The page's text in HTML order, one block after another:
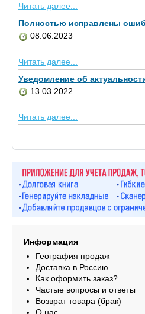
Читать далее...
Полностью исправлены
08.06.2023
Читать далее...
Уведомление об
13.03.2022
Читать далее...
Информация
География продаж
Доставка в Россию
Как оформить заказ?
Частые вопросы и ответы
Возврат товара (брак)